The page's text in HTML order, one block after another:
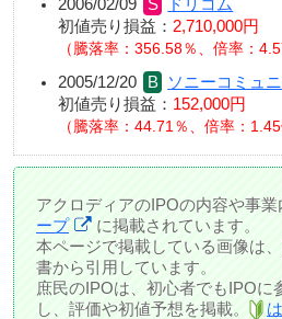
2006/02/09
ドリコム
初値売り損益： 2,710,000円
騰落率：356.58％、倍率：
2005/12/20
ソニーコミュ
初値売り損益： 152,000円
騰落率：44.71％、倍率：
アクロディアのIPOの内容や事業
ープ
に掲載されています。
本ページで掲載している画像は
書から引用しています。
庶民のIPOは、初心者でもIPOに
し、評価や初値予想を掲載。